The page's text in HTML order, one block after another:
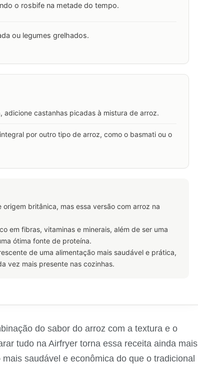
o rosbife na metade do tempo.
ou legumes grelhados.
adicione castanhas picadas à mistura de arroz.
por outro tipo de arroz, como o basmati ou o
britânica, mas essa versão com arroz na
em fibras, vitaminas e minerais, além de ser uma
ótima fonte de proteína.
de uma alimentação mais saudável e prática,
vez mais presente nas cozinhas.
do sabor do arroz com a textura e o
tudo na Airfryer torna essa receita ainda mais
saudável e econômica do que o tradicional